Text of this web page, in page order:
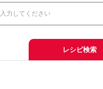
レシピ検索